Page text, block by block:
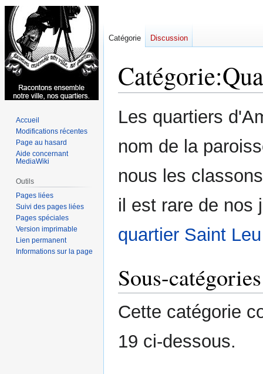
Catégorie:
Aller
à
navigation
Aller
à
recherche
Les quartiers
nom de la
nous les
il est rare de nos
quartier Saint Leu
Sous-catégories
Cette catégorie
19 ci-dessous.
Catégorie Discussion
Accueil
Modifications récentes
Page au hasard
Aide concernant
MediaWiki
Outils
Pages liées
Suivi des pages liées
Pages spéciales
Version imprimable
Lien permanent
Informations sur la page